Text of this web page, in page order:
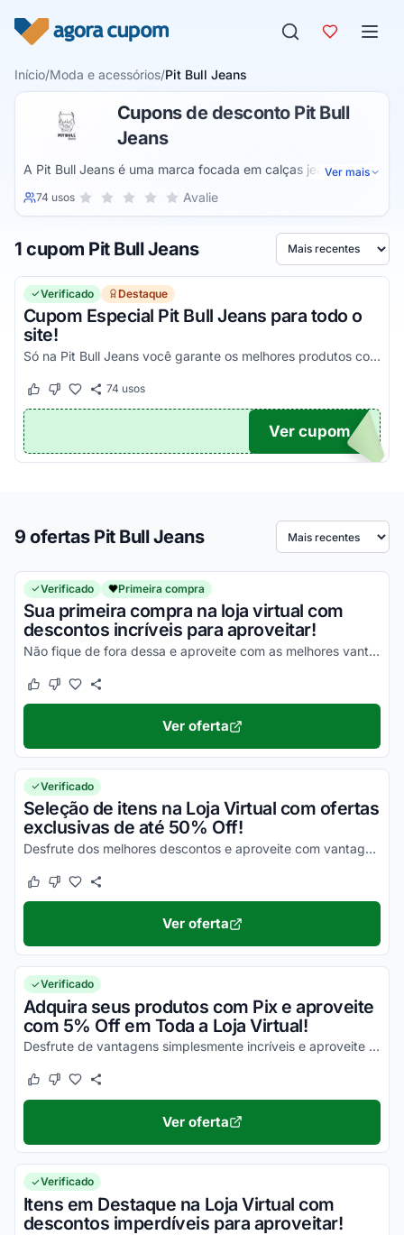
Início/Moda e acessórios/Pit Bull Jeans
Cupons de desconto Pit Bull
Jeans
A Pit Bull Jeans é uma marca focada em calças jeans para o
público feminino e masculino. Na loja oficial, há calças
Acessórios (bonés, bolsas, mochilas e máscaras) também
Ver mais
74 usosSua nota para Pit Bull Jeans, de 1 a 5 estrelas
5 estrelas
4 estrelas
3 estrelas
2 estrelas
1 estrela Avalie
1 cupom Pit Bull Jeans Ordenar por
Verificado Destaque
Cupom Especial Pit Bull Jeans para todo o
site!
Só na Pit Bull Jeans você garante os melhores produtos com preço baixo utilizando um cupom de desconto!
Este cupom funcionou
Este cupom não funcionou
74 usos
TICO
Ver cupom
9 ofertas Pit Bull Jeans Ordenar por
Verificado Primeira compra
Sua primeira compra na loja virtual com
descontos incríveis para aproveitar!
Não fique de fora dessa e aproveite com as melhores vantagens possíveis!
Este cupom funcionou
Este cupom não funcionou
Ver oferta
Verificado
Seleção de itens na Loja Virtual com ofertas
exclusivas de até 50% Off!
Desfrute dos melhores descontos e aproveite com vantagens incríveis agora mesmo!
Este cupom funcionou
Este cupom não funcionou
Ver oferta
Verificado
Adquira seus produtos com Pix e aproveite
com 5% Off em Toda a Loja Virtual!
Desfrute de vantagens simplesmente incríveis e aproveite para economizar nas suas compras agora mesmo!
Este cupom funcionou
Este cupom não funcionou
Ver oferta
Verificado
Itens em Destaque na Loja Virtual com
descontos imperdíveis para aproveitar!